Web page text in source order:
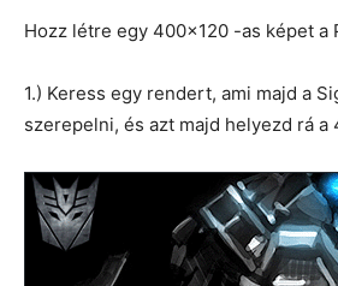
Hozz létre egy 400×120 -as képet a
1.) Keress egy rendert, ami majd a
szerepelni, és azt majd helyezd rá a